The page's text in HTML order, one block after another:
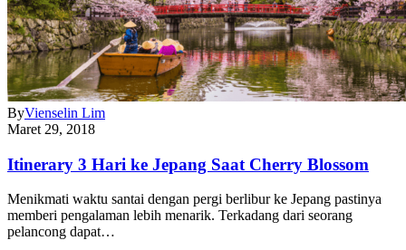
ByVienselin Lim
Maret 29, 2018
Itinerary 3 Hari ke Jepang Saat Cherry Blossom
Menikmati waktu santai dengan pergi berlibur ke Jepang pastinya
memberi pengalaman lebih menarik. Terkadang dari seorang
pelancong dapat…